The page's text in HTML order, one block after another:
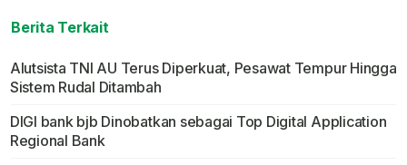
Berita Terkait
Alutsista TNI AU Terus Diperkuat, Pesawat Tempur Hingga
Sistem Rudal Ditambah
DIGI bank bjb Dinobatkan sebagai Top Digital Application
Regional Bank